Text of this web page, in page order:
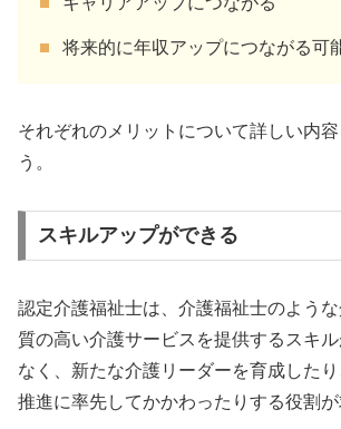
将来的に年収アップにつながる可
それぞれのメリットについて詳しい内
う。
スキルアップができる
認定介護福祉士は、介護福祉士のよう
質の高い介護サービスを提供するスキ
なく、新たな介護リーダーを育成した
推進に率先してかかわったりする役割が